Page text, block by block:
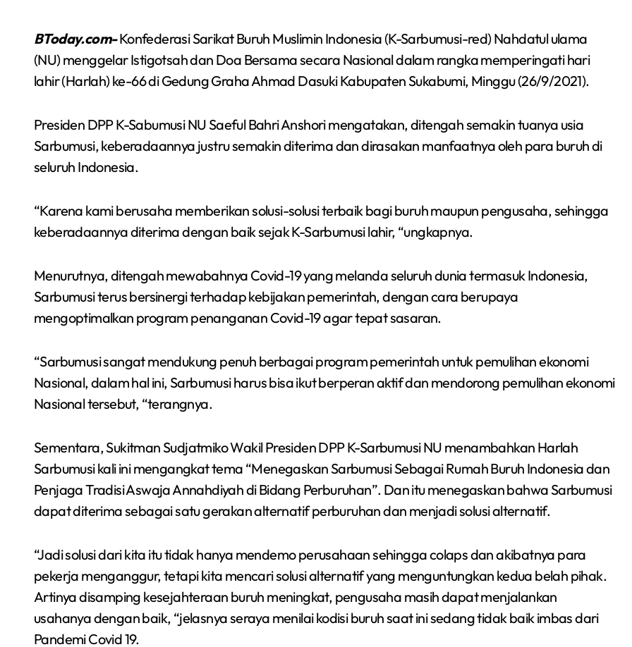
BToday.com-Konfederasi Sarikat Buruh Muslimin Indonesia (K-Sarbumusi-red) Nahdatul ulama
(NU) menggelar Istigotsah dan Doa Bersama secara Nasional dalam rangka memperingati hari
lahir (Harlah) ke-66 di Gedung Graha Ahmad Dasuki Kabupaten Sukabumi, Minggu (26/9/2021).
Presiden DPP K-Sabumusi NU Saeful Bahri Anshori mengatakan, ditengah semakin tuanya usia
Sarbumusi, keberadaannya justru semakin diterima dan dirasakan manfaatnya oleh para buruh di
seluruh Indonesia.
“Karena kami berusaha memberikan solusi-solusi terbaik bagi buruh maupun pengusaha, sehingga
keberadaannya diterima dengan baik sejak K-Sarbumusi lahir, “ungkapnya.
Menurutnya, ditengah mewabahnya Covid-19 yang melanda seluruh dunia termasuk Indonesia,
Sarbumusi terus bersinergi terhadap kebijakan pemerintah, dengan cara berupaya
mengoptimalkan program penanganan Covid-19 agar tepat sasaran.
“Sarbumusi sangat mendukung penuh berbagai program pemerintah untuk pemulihan ekonomi
Nasional, dalam hal ini, Sarbumusi harus bisa ikut berperan aktif dan mendorong pemulihan ekonomi
Nasional tersebut, “terangnya.
Sementara, Sukitman Sudjatmiko Wakil Presiden DPP K-Sarbumusi NU menambahkan Harlah
Sarbumusi kali ini mengangkat tema “Menegaskan Sarbumusi Sebagai Rumah Buruh Indonesia dan
Penjaga Tradisi Aswaja Annahdiyah di Bidang Perburuhan”. Dan itu menegaskan bahwa Sarbumusi
dapat diterima sebagai satu gerakan alternatif perburuhan dan menjadi solusi alternatif.
“Jadi solusi dari kita itu tidak hanya mendemo perusahaan sehingga colaps dan akibatnya para
pekerja menganggur, tetapi kita mencari solusi alternatif yang menguntungkan kedua belah pihak.
Artinya disamping kesejahteraan buruh meningkat, pengusaha masih dapat menjalankan
usahanya dengan baik, “jelasnya seraya menilai kodisi buruh saat ini sedang tidak baik imbas dari
Pandemi Covid 19.
Berita
Gowes Malam, Warga
Inisiasi Gerakan Night
Ride Rutin di Babelan
Redaksi Bekasi Today Agu 1, 2026
Cikarang Selatan Raih
Medali Perak di
Kejuaraan Sambo
Sumsel 2026
Redaksi Bekasi Today Jul 30, 2026